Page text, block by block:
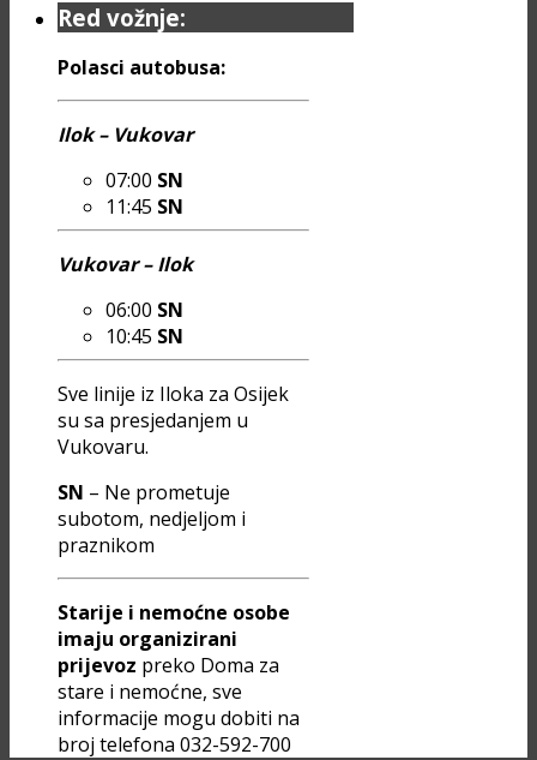
Red vožnje:
Polasci autobusa:
Ilok – Vukovar
07:00 SN
11:45 SN
Vukovar – Ilok
06:00 SN
10:45 SN
Sve linije iz Iloka za Osijek
su sa presjedanjem u
Vukovaru.
SN – Ne prometuje
subotom, nedjeljom i
praznikom
Starije i nemoćne osobe
imaju organizirani
prijevoz preko Doma za
stare i nemoćne, sve
informacije mogu dobiti na
broj telefona 032-592-700